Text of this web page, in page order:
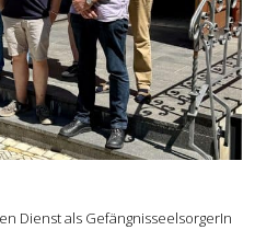
Dienst als GefängnisseelsorgerIn